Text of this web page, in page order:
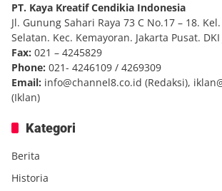
PT. Kaya Kreatif Cendikia Indonesia
Jl. Gunung Sahari Raya 73 C No.17 – 18.
Selatan. Kec. Kemayoran. Jakarta Pusat.
Fax: 021 – 4245829
Phone: 021- 4246109 / 4269309
Email: info@channel8.co.id (Redaksi),
(Iklan)
Kategori
Berita
Historia